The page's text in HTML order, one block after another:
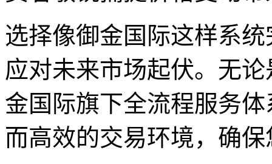
选择像御金国际这样系
应对未来市场起伏。无
金国际旗下全流程服务
而高效的交易环境，确